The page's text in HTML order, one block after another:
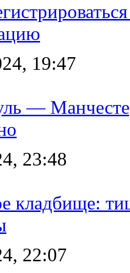
19:47
—
23:48
кладбище:
22:07